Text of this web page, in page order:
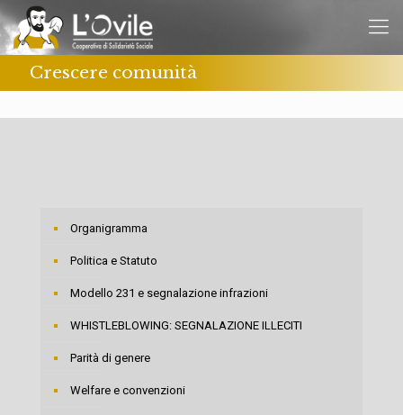
Crescere comunità
Organigramma
Politica e Statuto
Modello 231 e segnalazione infrazioni
WHISTLEBLOWING: SEGNALAZIONE ILLECITI
Parità di genere
Welfare e convenzioni